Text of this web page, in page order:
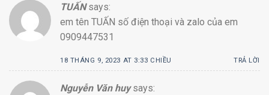
TUẤN says:
em tên TUẤN số điện thoại và zalo của em
0909447531
18 THÁNG 9, 2023 AT 3:33 CHIỀU TRẢ LỜI
Nguyễn Văn huy says: